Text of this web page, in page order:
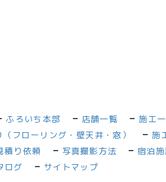
ふろいち本部 店舗一覧
施工
（フローリング・壁天井・窓）
施
積り依頼
写真撮影方法
宿泊
ログ
サイトマップ